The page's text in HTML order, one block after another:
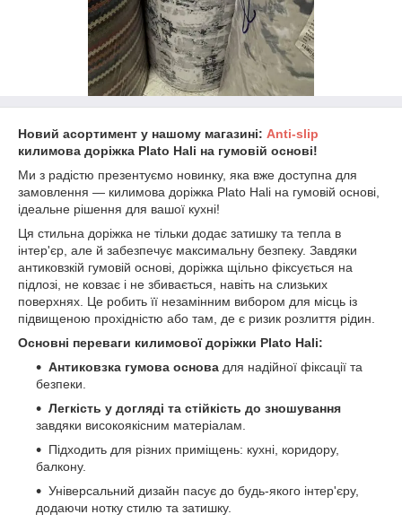
Новий асортимент у нашому магазині: Anti-slip
килимова доріжка Plato Hali на гумовій основі!
Ми з радістю презентуємо новинку, яка вже доступна для
замовлення — килимова доріжка Plato Hali на гумовій основі,
ідеальне рішення для вашої кухні!
Ця стильна доріжка не тільки додає затишку та тепла в
інтер'єр, але й забезпечує максимальну безпеку. Завдяки
антиковзкій гумовій основі, доріжка щільно фіксується на
підлозі, не ковзає і не збивається, навіть на слизьких
поверхнях. Це робить її незамінним вибором для місць із
підвищеною прохідністю або там, де є ризик розлиття рідин.
Основні переваги килимової доріжки Plato Hali:
Антиковзка гумова основа для надійної фіксації та
безпеки.
Легкість у догляді та стійкість до зношування
завдяки високоякісним матеріалам.
Підходить для різних приміщень: кухні, коридору,
балкону.
Універсальний дизайн пасує до будь-якого інтер'єру,
додаючи нотку стилю та затишку.